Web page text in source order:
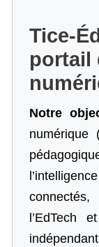
Tice-
portail
Notre
numérique
l’EdTech